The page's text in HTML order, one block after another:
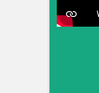
regulamente